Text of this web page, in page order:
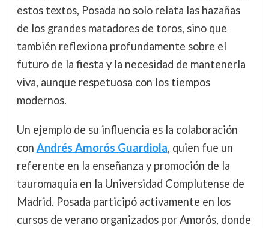
estos textos, Posada no solo relata las hazañas
de los grandes matadores de toros, sino que
también reflexiona profundamente sobre el
futuro de la fiesta y la necesidad de mantenerla
viva, aunque respetuosa con los tiempos
modernos.
Un ejemplo de su influencia es la colaboración
con Andrés Amorós Guardiola, quien fue un
referente en la enseñanza y promoción de la
tauromaquia en la Universidad Complutense de
Madrid. Posada participó activamente en los
cursos de verano organizados por Amorós, donde